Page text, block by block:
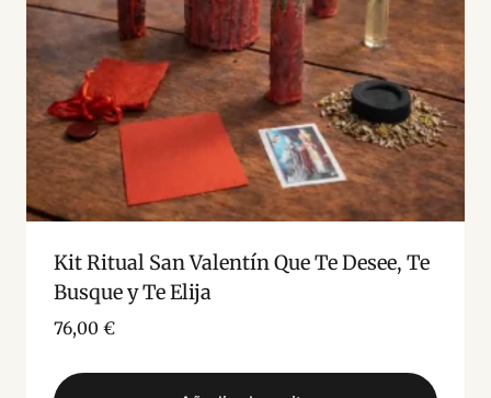
Kit Ritual San Valentín Que Te Desee, Te
Busque y Te Elija
76,00 €